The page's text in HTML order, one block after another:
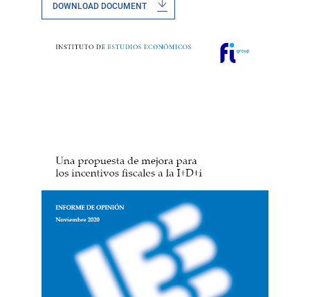
DOWNLOAD DOCUMENT